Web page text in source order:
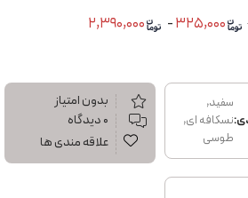
-
سفید,
نسکافه ای,
طوسی
بدون امتیاز
۰ دیدگاه
علاقه مندی ها